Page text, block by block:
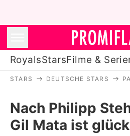
RoyalsStarsFilme &
Stars
Filme &
STARS DEUTSCHE STARS
Nach Philipp
Gil Mata ist